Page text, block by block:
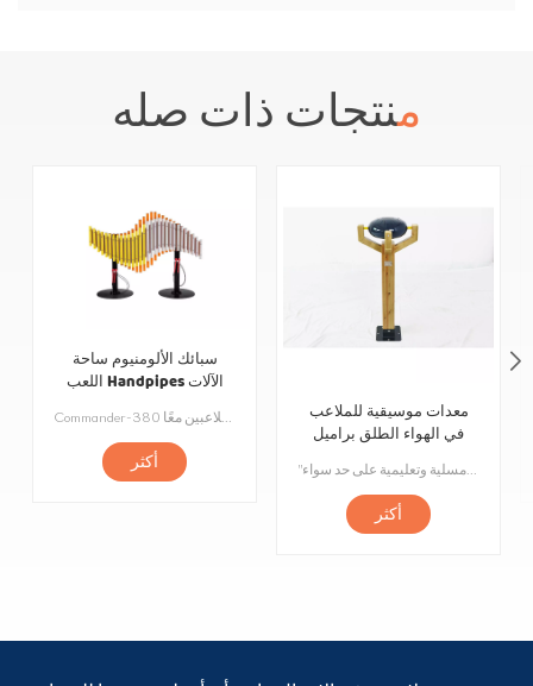
منتجات ذات صله
سبائك الألومنيوم ساحة
اللعب Handpipes الآلات
Commander-380 لتمتد من جانبي أنبوب الصوت المصنوع من سبائك الألومنيوم 30 ، اثنين من أنابيب الصوت الملونة المختلفة مثل الملائكة تنتشر الأجنحة. لحن الموسيقى رخيم وطويل الأمد ، ويمكن استخدامه في أي مشهد في الهواء الطلق. يمكن أن يجلب لك صوت الموسيقى عند النقر قوة اختراق كافية وتجربة حسية غير عادية. التصميم الواسع المناسب للعب متعدد اللاعبين معًا.
أكثر
معدات موسيقية للملاعب
في الهواء الطلق براميل
"السعادة والطفولة تلهم المواهب الموسيقية. أسطوانة خارجية مصنوعة من الخشب الصلب عالي الجودة والفولاذ المقاوم للصدأ الموسيقي لضمان جودة صوت واضحة ومشرقة. الألوان الزاهية والأشكال اللطيفة تسمح للأطفال بتطوير الإدراك الموسيقي والتنسيق بين اليد والعين أثناء اللعب. مناسبة للأعمار من 3 سنوات فما فوق ، وهي آلة متعددة الاستخدامات ومسلية وتعليمية على حد سواء. "
أكثر